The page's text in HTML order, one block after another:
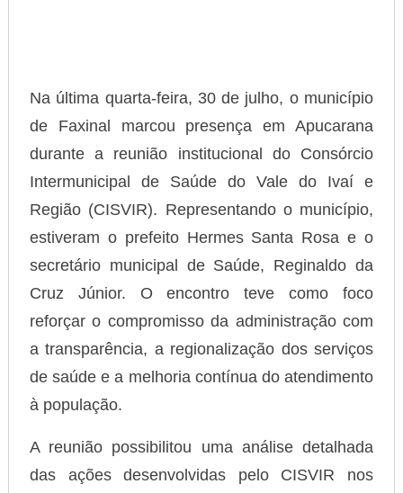
Na última quarta-feira, 30 de julho, o município
de Faxinal marcou presença em Apucarana
durante a reunião institucional do Consórcio
Intermunicipal de Saúde do Vale do Ivaí e
Região (CISVIR). Representando o município,
estiveram o prefeito Hermes Santa Rosa e o
secretário municipal de Saúde, Reginaldo da
Cruz Júnior. O encontro teve como foco
reforçar o compromisso da administração com
a transparência, a regionalização dos serviços
de saúde e a melhoria contínua do atendimento
à população.
A reunião possibilitou uma análise detalhada
das ações desenvolvidas pelo CISVIR nos